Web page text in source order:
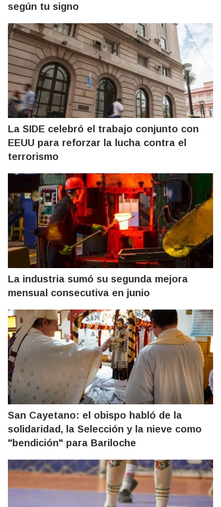
según tu signo
La SIDE celebró el trabajo conjunto con
EEUU para reforzar la lucha contra el
terrorismo
La industria sumó su segunda mejora
mensual consecutiva en junio
San Cayetano: el obispo habló de la
solidaridad, la Selección y la nieve como
"bendición" para Bariloche